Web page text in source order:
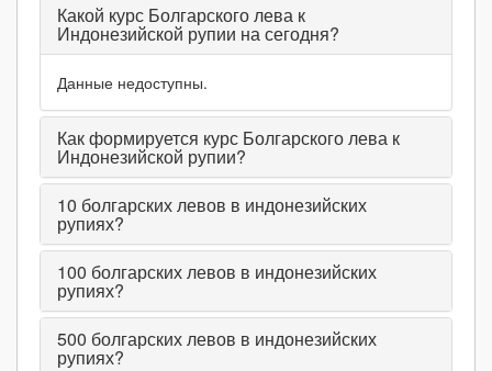
Какой курс Болгарского лева к
Индонезийской рупии на сегодня?
Данные недоступны.
Как формируется курс Болгарского лева к
Индонезийской рупии?
10 болгарских левов в индонезийских
рупиях?
100 болгарских левов в индонезийских
рупиях?
500 болгарских левов в индонезийских
рупиях?